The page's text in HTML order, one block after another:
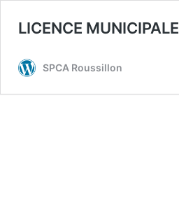
LICENCE MUNICIPALE
SPCA Roussillon